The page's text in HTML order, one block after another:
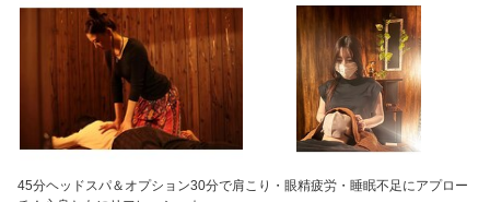
45分ヘッドスパ＆オプション30分で肩こり・眼精疲労・睡眠不足にアプロー